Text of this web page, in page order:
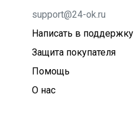
support@24-ok.ru
Написать в поддержку
Защита покупателя
Помощь
О нас